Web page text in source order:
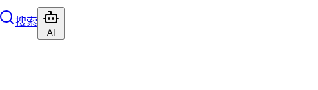
搜索
AI